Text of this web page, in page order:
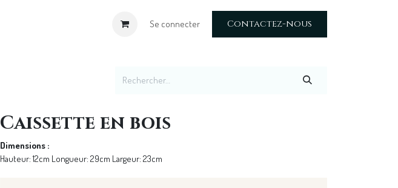
Se connecter Contactez-nous
Caissette en bois
Dimensions :
Hauteur: 12cm Longueur: 29cm Largeur: 23cm